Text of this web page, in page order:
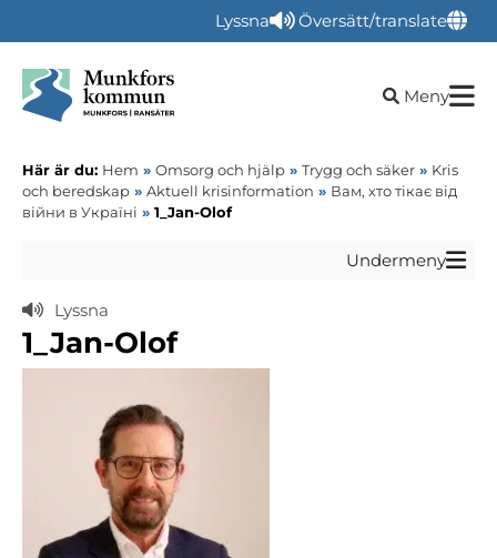
Lyssna Översätt/translate
Öppna
Meny
Här är du: Hem » Omsorg och hjälp » Trygg och säker » Kris
och beredskap » Aktuell krisinformation » Вам, хто тікає від
війни в Україні » 1_Jan-Olof
Undermeny
Lyssna
1_Jan-Olof